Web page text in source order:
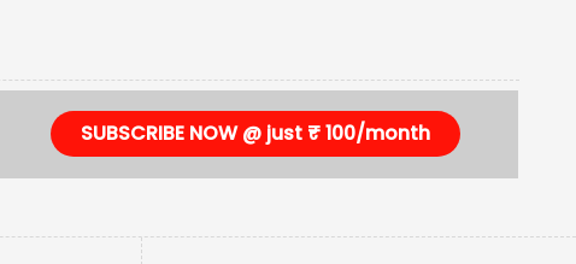
SUBSCRIBE NOW @ just ₹ 100/month